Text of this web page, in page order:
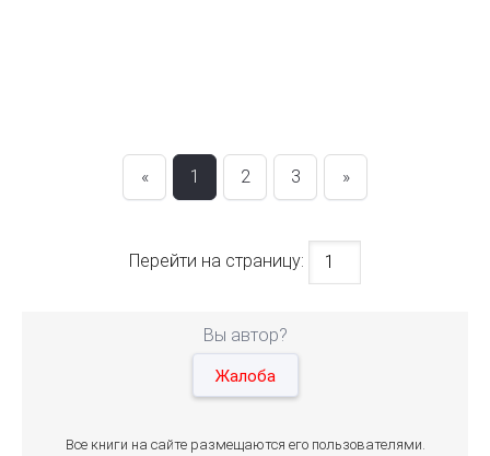
« 1 2 3 »
Перейти на страницу:
Вы автор?
Жалоба
Все книги на сайте размещаются его пользователями.